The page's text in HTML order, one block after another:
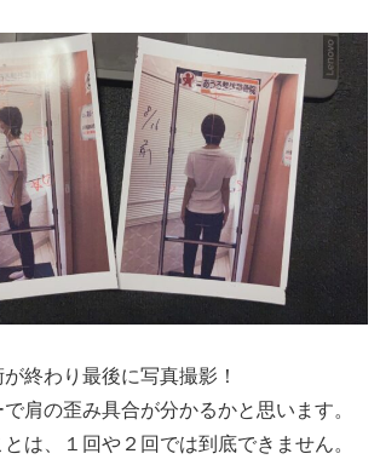
終わり最後に写真撮影！
肩の歪み具合が分かるかと思います。
は、１回や２回では到底できません。